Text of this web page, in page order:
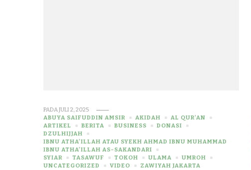
PADAJULI 2, 2025
ABUYA SAIFUDDIN AMSIR
AKIDAH
AL QUR'AN
ARTIKEL
BERITA BUSINESS
DONASI
DZULHIJJAH
IBNU ATHA’ILLAH ATAU SYEKH AHMAD IBNU MUHAMMAD
IBNU ATHA’ILLAH AS-SAKANDARI
SYIAR
TASAWUF TOKOH ULAMA
UMROH
UNCATEGORIZED
VIDEO ZAWIYAH JAKARTA